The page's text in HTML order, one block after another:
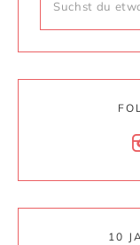
10